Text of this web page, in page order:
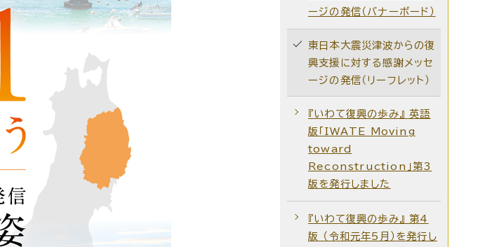
ージの発信（バナーボード）
東日本大震災津波からの復
興支援に対する感謝メッセ
ージの発信（リーフレット）
『いわて復興の歩み』 英語
版「IWATE Moving
toward
Reconstruction」第3
版を発行しました
『いわて復興の歩み』 第4
版 （令和元年5月）を発行し